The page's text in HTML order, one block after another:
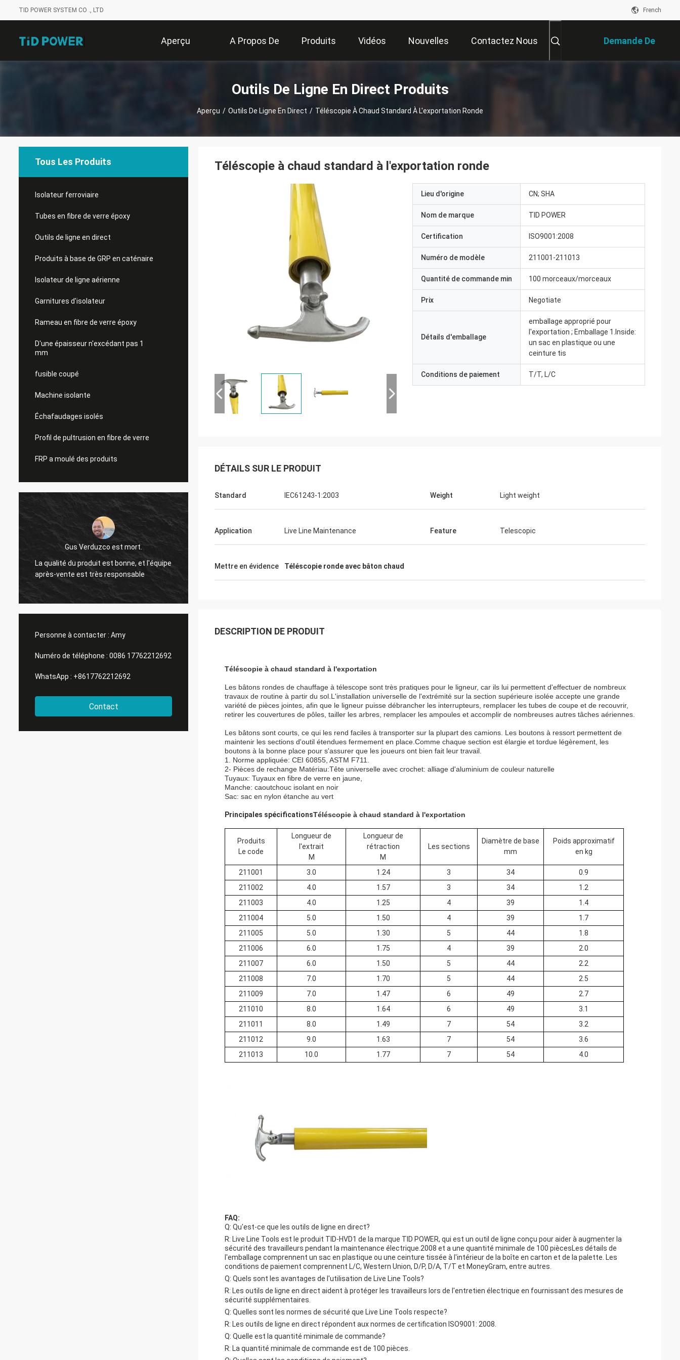
TID POWER SYSTEM CO ., LTD French
Aperçu A Propos De
Nous
Produits Vidéos Nouvelles Contactez Nous Demande De
Soumission
Outils De Ligne En Direct Produits
Aperçu / Outils De Ligne En Direct / Téléscopie À Chaud Standard À L'exportation Ronde
Tous Les Produits
Isolateur ferroviaire
Tubes en fibre de verre époxy
Outils de ligne en direct
Produits à base de GRP en caténaire
Isolateur de ligne aérienne
Garnitures d'isolateur
Rameau en fibre de verre époxy
D'une épaisseur n'excédant pas 1
mm
fusible coupé
Machine isolante
Échafaudages isolés
Profil de pultrusion en fibre de verre
FRP a moulé des produits
Gus Verduzco est mort.
La qualité du produit est bonne, et l'équipe
après-vente est très responsable
Edson Polli junior
Excellent brillant, maintenant une
Edson Polli junior
Excellent brillant, maintenant une
Cynthia Zane est là.
Personne à contacter : Amy
Numéro de téléphone : 0086 17762212692
WhatsApp : +8617762212692
Contact
Téléscopie à chaud standard à l'exportation ronde
Lieu d'origine CN; SHA
Nom de marque TID POWER
Certification ISO9001:2008
Numéro de modèle 211001-211013
Quantité de commande min 100 morceaux/morceaux
Prix Negotiate
Détails d'emballage
emballage approprié pour
l'exportation ; Emballage 1.Inside:
un sac en plastique ou une
ceinture tis
Conditions de paiement T/T, L/C
DÉTAILS SUR LE PRODUIT
Standard IEC61243-1:2003 Weight Light weight
Application Live Line Maintenance Feature Telescopic
Mettre en évidence Téléscopie ronde avec bâton chaud
DESCRIPTION DE PRODUIT
Téléscopie à chaud standard à l'exportation
Les bâtons rondes de chauffage à télescope sont très pratiques pour le ligneur, car ils lui permettent d'effectuer de nombreux
travaux de routine à partir du sol.L'installation universelle de l'extrémité sur la section supérieure isolée accepte une grande
variété de pièces jointes, afin que le ligneur puisse débrancher les interrupteurs, remplacer les tubes de coupe et de recouvrir,
retirer les couvertures de pôles, tailler les arbres, remplacer les ampoules et accomplir de nombreuses autres tâches aériennes.
Les bâtons sont courts, ce qui les rend faciles à transporter sur la plupart des camions. Les boutons à ressort permettent de
maintenir les sections d'outil étendues fermement en place.Comme chaque section est élargie et tordue légèrement, les
boutons à la bonne place pour s'assurer que les joueurs ont bien fait leur travail.
1. Norme appliquée: CEI 60855, ASTM F711.
2- Pièces de rechange Matériau:Tête universelle avec crochet: alliage d'aluminium de couleur naturelle
Tuyaux: Tuyaux en fibre de verre en jaune,
Manche: caoutchouc isolant en noir
Sac: sac en nylon étanche au vert
Principales spécificationsTéléscopie à chaud standard à l'exportation
Produits
Le code
Longueur de
l'extrait
M
Longueur de
rétraction
M
Les sections
Diamètre de base
mm
Poids approximatif
en kg
211001 3.0 1.24 3 34
0.9
211002
4.0 1.57 3 34
1.2
211003
4.0 1.25 4 39
1.4
211004
5.0 1.50 4 39
1.7
211005
5.0 1.30 5 44
1.8
211006
6.0 1.75 4 39
2.0
211007
6.0 1.50 5 44
2.2
211008
7.0 1.70 5 44
2.5
211009
7.0 1.47 6 49
2.7
211010
8.0 1.64 6 49
3.1
211011
8.0 1.49 7 54
3.2
211012
9.0 1.63 7 54
3.6
211013
10.0 1.77 7 54 4.0
FAQ:
Q: Qu'est-ce que les outils de ligne en direct?
R: Live Line Tools est le produit TID-HVD1 de la marque TID POWER, qui est un outil de ligne conçu pour aider à augmenter la
sécurité des travailleurs pendant la maintenance électrique.2008 et a une quantité minimale de 100 piècesLes détails de
l'emballage comprennent un sac en plastique ou une ceinture tissée à l'intérieur de la boîte en carton et de la palette. Les
conditions de paiement comprennent L/C, Western Union, D/P, D/A, T/T et MoneyGram, entre autres.
Q: Quels sont les avantages de l'utilisation de Live Line Tools?
R: Les outils de ligne en direct aident à protéger les travailleurs lors de l'entretien électrique en fournissant des mesures de
sécurité supplémentaires.
Q: Quelles sont les normes de sécurité que Live Line Tools respecte?
R: Les outils de ligne en direct répondent aux normes de certification ISO9001: 2008.
Q: Quelle est la quantité minimale de commande?
R: La quantité minimale de commande est de 100 pièces.